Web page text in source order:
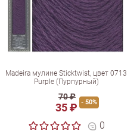
Madeira мулине Sticktwist, цвет 0713
Purple (Пурпурный)
70 ₽
35 ₽ - 50%
0